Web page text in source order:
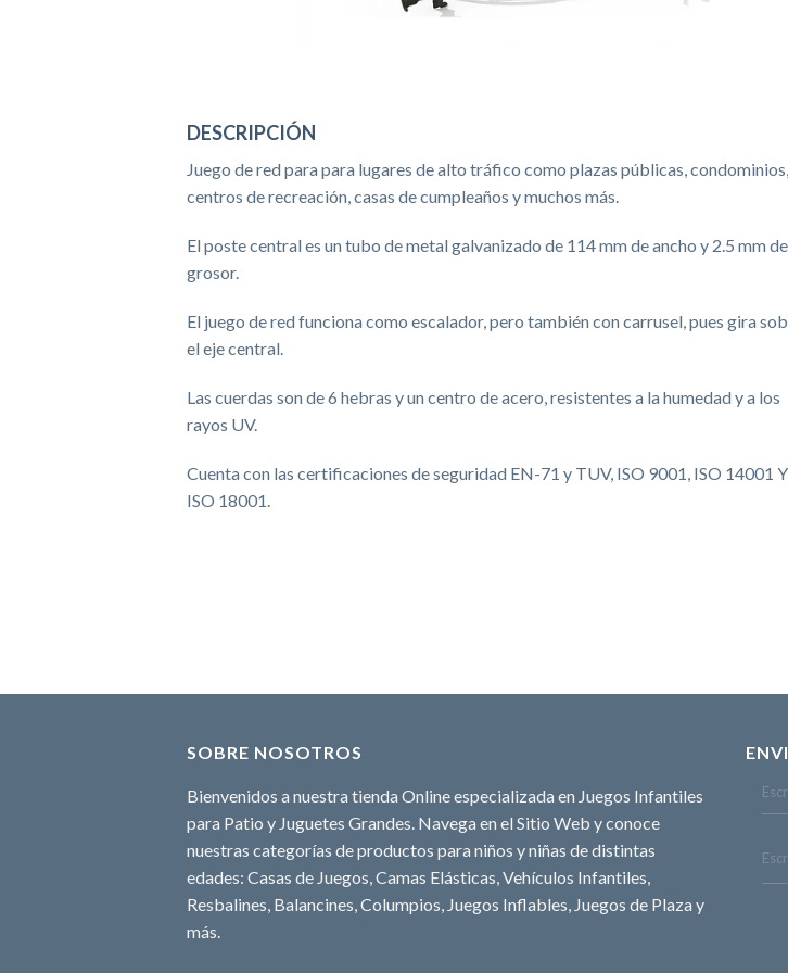
DESCRIPCIÓN
Juego de red para para lugares de alto tráfico como plazas públicas, condominios,
centros de recreación, casas de cumpleaños y muchos más.
El poste central es un tubo de metal galvanizado de 114 mm de ancho y 2.5 mm de
grosor.
El juego de red funciona como escalador, pero también con carrusel, pues gira
el eje central.
Las cuerdas son de 6 hebras y un centro de acero, resistentes a la humedad y a los
rayos UV.
Cuenta con las certificaciones de seguridad EN-71 y TUV, ISO 9001, ISO 14001 Y
ISO 18001.
SOBRE NOSOTROS
Bienvenidos a nuestra tienda Online especializada en Juegos Infantiles
para Patio y Juguetes Grandes. Navega en el Sitio Web y conoce
nuestras categorías de productos para niños y niñas de distintas
edades: Casas de Juegos, Camas Elásticas, Vehículos Infantiles,
Resbalines, Balancines, Columpios, Juegos Inflables, Juegos de Plaza y
más.